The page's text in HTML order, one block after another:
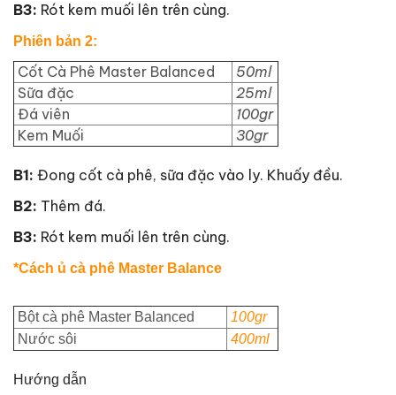
B3: Rót kem muối lên trên cùng.
Phiên bản 2:
Cốt Cà Phê Master Balanced
50ml
Sữa đặc
25ml
Đá viên
100gr
Kem Muối
30gr
B1: Đong cốt cà phê, sữa đặc vào ly. Khuấy đều.
B2: Thêm đá.
B3: Rót kem muối lên trên cùng.
*Cách ủ cà phê Master Balance
Bột cà phê Master Balanced
100gr
Nước sôi
400ml
Hướng dẫn